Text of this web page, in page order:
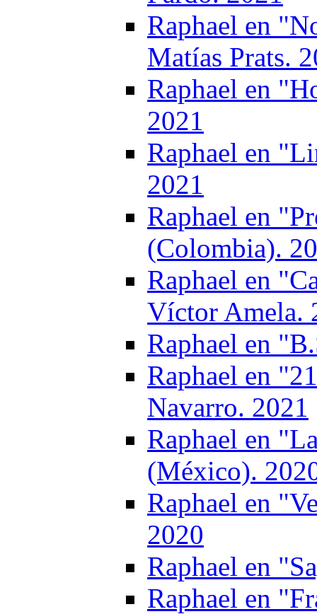
Raphael en
Matías Prats.
Raphael en
2021
Raphael en
2021
Raphael en
(Colombia).
Raphael en
Víctor Amela.
Raphael en
Raphael en
Navarro. 2021
Raphael en
(México).
Raphael en
2020
Raphael en
Raphael en